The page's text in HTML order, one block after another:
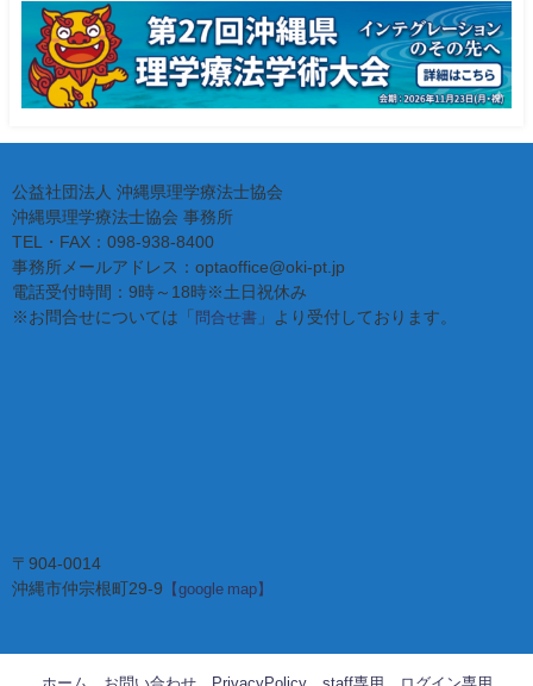
公益社団法人 沖縄県理学療法士協会
沖縄県理学療法士協会 事務所
TEL・FAX：098-938-8400
事務所メールアドレス：optaoffice@oki-pt.jp
電話受付時間：9時～18時※土日祝休み
※お問合せについては「 問合せ書 」より受付しております。
〒904-0014
沖縄市仲宗根町29-9 【google map】
ホーム お問い合わせ PrivacyPolicy staff専用 ログイン専用